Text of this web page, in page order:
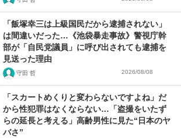
「飯塚幸三は上級国民だから逮捕されない」
は間違いだった…《池袋暴走事故》警視庁幹
部が「自民党議員」に呼び出されても逮捕を
見送った理由
守田 哲 2026/08/08
「スカートめくりと変わらないですよね」だ
から性犯罪はなくならない…「盗撮をいたず
らの延長と考える」高齢男性に見た“日本のヤ
バさ”